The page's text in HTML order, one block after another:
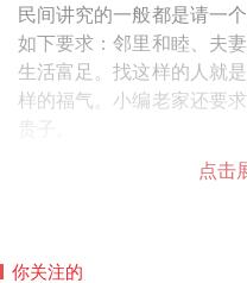
民间讲究的一般都是请一
如下要求：邻里和睦、夫
生活富足。找这样的人就
样的福气。小编老家还要
贵子。
点击
你关注的